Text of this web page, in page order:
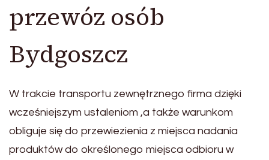
przewóz osób
Bydgoszcz
W trakcie transportu zewnętrznego firma dzięki
wcześniejszym ustaleniom ,a także warunkom
obliguje się do przewiezienia z miejsca nadania
produktów do określonego miejsca odbioru w